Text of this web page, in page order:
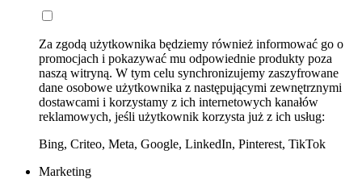
Za zgodą użytkownika będziemy również informować go o
promocjach i pokazywać mu odpowiednie produkty poza
naszą witryną. W tym celu synchronizujemy zaszyfrowane
dane osobowe użytkownika z następującymi zewnętrznymi
dostawcami i korzystamy z ich internetowych kanałów
reklamowych, jeśli użytkownik korzysta już z ich usług:
Bing, Criteo, Meta, Google, LinkedIn, Pinterest, TikTok
Marketing